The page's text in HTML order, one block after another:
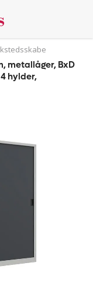
metallåger, BxD
hylder,